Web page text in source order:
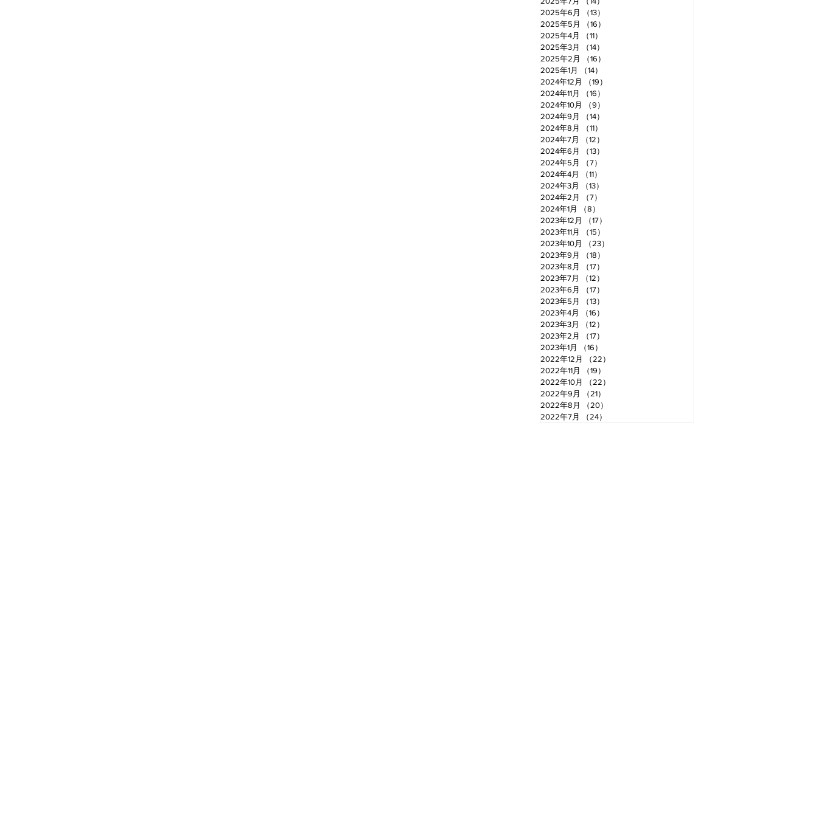
2025年6月
（13）
2025年5月
（16）
2025年4月
（11）
2025年3月
（14）
2025年2月
（16）
2025年1月
（14）
2024年12月
（19）
2024年11月
（16）
2024年10月
（9）
2024年9月
（14）
2024年8月
（11）
2024年7月
（12）
2024年6月
（13）
2024年5月
（7）
2024年4月
（11）
2024年3月
（13）
2024年2月
（7）
2024年1月
（8）
2023年12月
（17）
2023年11月
（15）
2023年10月
（23）
2023年9月
（18）
2023年8月
（17）
2023年7月
（12）
2023年6月
（17）
2023年5月
（13）
2023年4月
（16）
2023年3月
（12）
2023年2月
（17）
2023年1月
（16）
2022年12月
（22）
2022年11月
（19）
2022年10月
（22）
2022年9月
（21）
2022年8月
（20）
2022年7月
（24）